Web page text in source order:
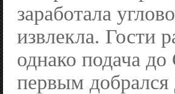
заработала
извлекла. Гости
однако подача
первым добрался